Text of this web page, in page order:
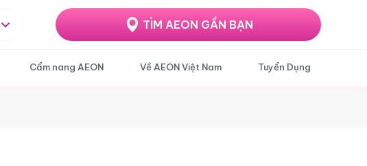
TÌM AEON GẦN BẠN
Cẩm nang AEON Về AEON Việt Nam Tuyển Dụng